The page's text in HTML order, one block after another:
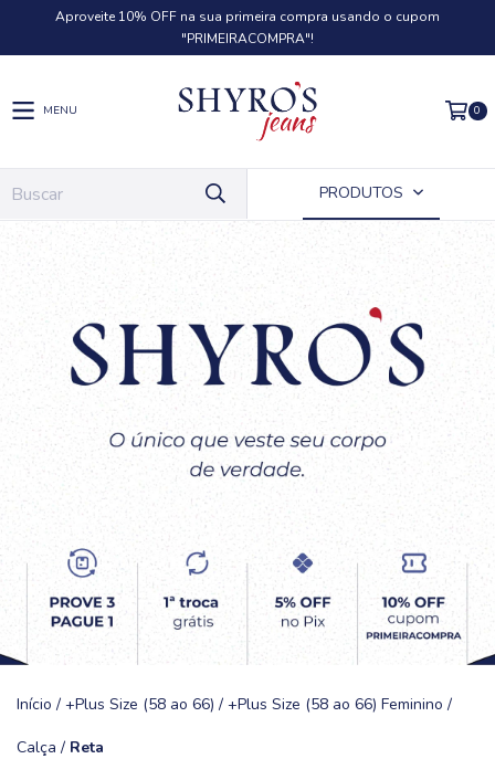
Aproveite 10% OFF na sua primeira compra usando o cupom
"PRIMEIRACOMPRA"!
MENU 0
PRODUTOS
Início / +Plus Size (58 ao 66) / +Plus Size (58 ao 66) Feminino /
Calça / Reta